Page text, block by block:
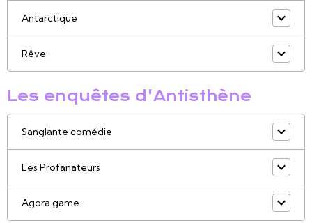
Antarctique
Rêve
Les enquêtes d'Antisthène
Sanglante comédie
Les Profanateurs
Agora game